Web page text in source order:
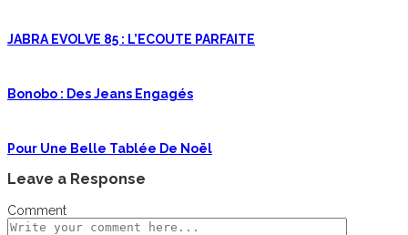
JABRA EVOLVE 85 : L’ECOUTE PARFAITE
Bonobo : Des Jeans Engagés
Pour Une Belle Tablée De Noël
Leave a Response
Comment